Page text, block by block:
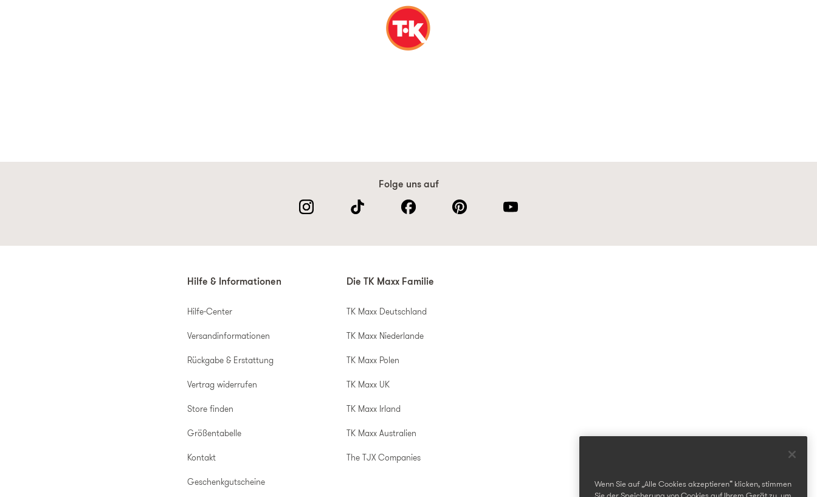
Folge uns auf
Hilfe & Informationen
Hilfe-Center
Versandinformationen
Rückgabe & Erstattung
Vertrag widerrufen
Store finden
Größentabelle
Kontakt
Geschenkgutscheine
Die TK Maxx Familie
TK Maxx Deutschland
TK Maxx Niederlande
TK Maxx Polen
TK Maxx UK
TK Maxx Irland
TK Maxx Australien
The TJX Companies
Wenn Sie auf „Alle Cookies akzeptieren“ klicken, stimmen